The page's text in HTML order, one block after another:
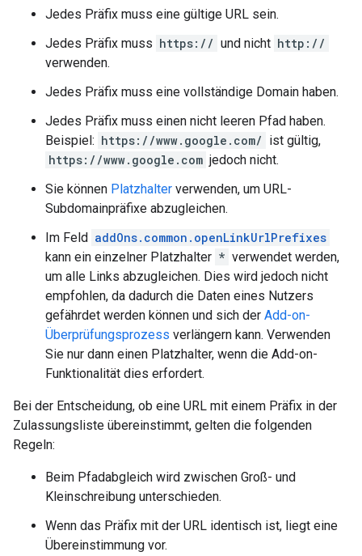
Jedes Präfix muss eine gültige URL sein.
Jedes Präfix muss https:// und nicht http://
verwenden.
Jedes Präfix muss eine vollständige Domain haben.
Jedes Präfix muss einen nicht leeren Pfad haben.
Beispiel: https://www.google.com/ ist gültig,
https://www.google.com jedoch nicht.
Sie können Platzhalter verwenden, um URL-
Subdomainpräfixe abzugleichen.
Im Feld addOns.common.openLinkUrlPrefixes
kann ein einzelner Platzhalter * verwendet werden,
um alle Links abzugleichen. Dies wird jedoch nicht
empfohlen, da dadurch die Daten eines Nutzers
gefährdet werden können und sich der Add-on-
Überprüfungsprozess verlängern kann. Verwenden
Sie nur dann einen Platzhalter, wenn die Add-on-
Funktionalität dies erfordert.
Bei der Entscheidung, ob eine URL mit einem Präfix in der
Zulassungsliste übereinstimmt, gelten die folgenden
Regeln:
Beim Pfadabgleich wird zwischen Groß- und
Kleinschreibung unterschieden.
Wenn das Präfix mit der URL identisch ist, liegt eine
Übereinstimmung vor.